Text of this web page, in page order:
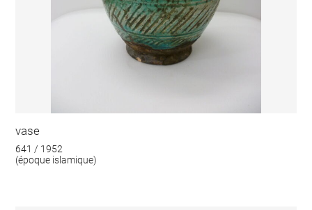
vase
641 / 1952
(époque islamique)